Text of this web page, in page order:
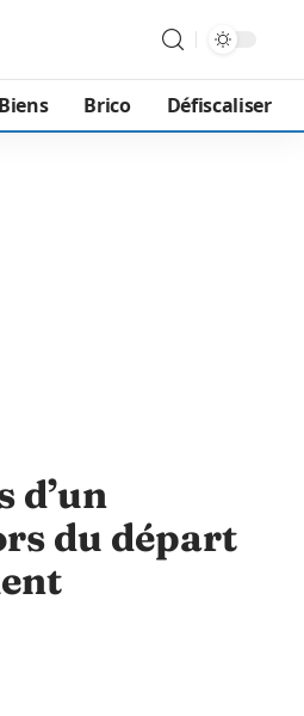
Biens Brico Défiscaliser
d’un
du départ